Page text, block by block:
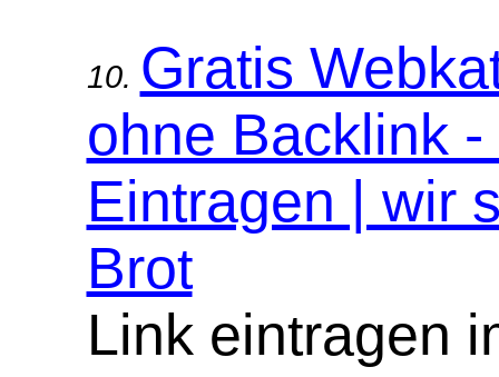
10. Gratis
ohne Backlink
Eintragen | wir
Brot
Link eintragen